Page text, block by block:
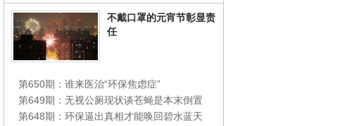
不戴口罩的元宵节彰显责
任
第650期：谁来医治“环保焦虑症”
第649期：无视公厕现状谈苍蝇是本末倒置
第648期：环保逼出真相才能唤回碧水蓝天